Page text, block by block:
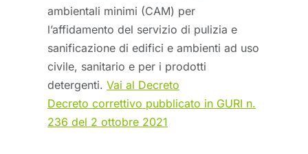
ambientali minimi (CAM) per
l’affidamento del servizio di pulizia e
sanificazione di edifici e ambienti ad uso
civile, sanitario e per i prodotti
detergenti. Vai al Decreto
Decreto correttivo pubblicato in GURI n.
236 del 2 ottobre 2021